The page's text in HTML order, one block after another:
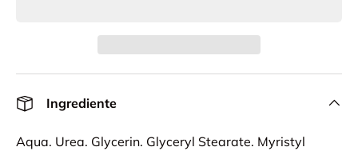
Ingrediente
Aqua. Urea. Glycerin. Glyceryl Stearate. Myristyl